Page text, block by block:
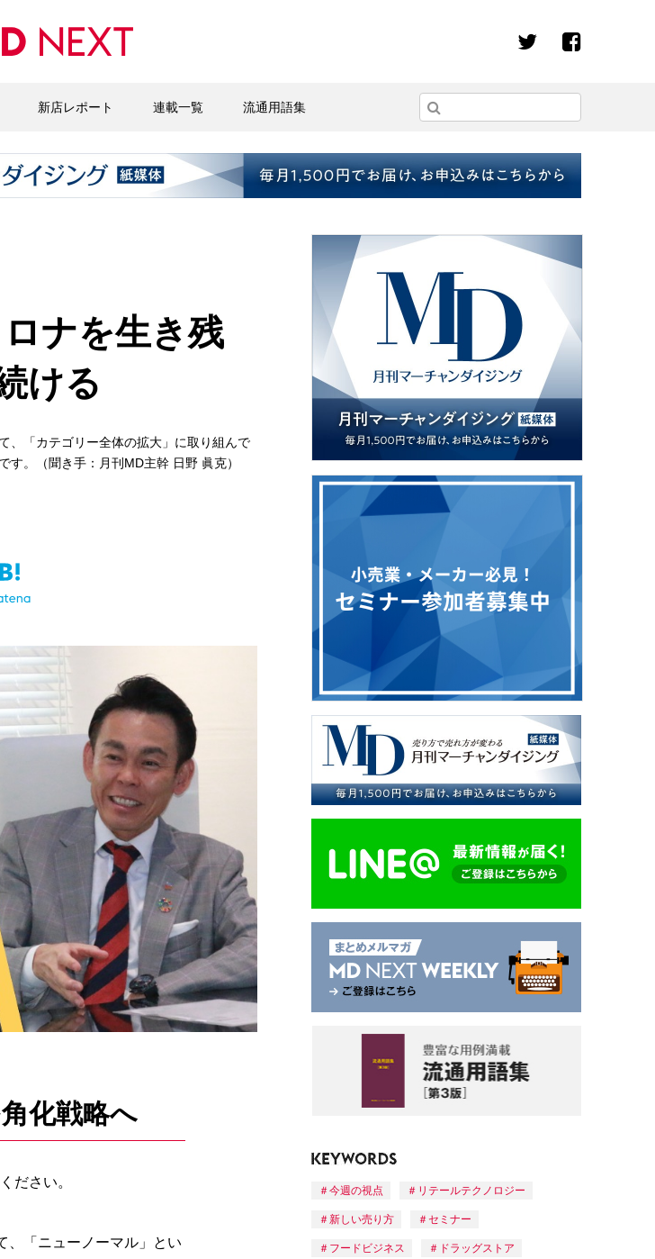
新店レポート 連載一覧 流通用語集
ナを生き残
ける
、「カテゴリー全体の拡大」に取り組んで
。（聞き手：月刊MD主幹 日野 眞克）
化戦略へ
ださい。
「ニューノーマル」とい
今週の視点 リテールテクノロジー
新しい売り方 セミナー
フードビジネス ドラッグストア